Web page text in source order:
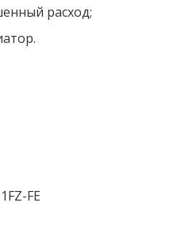
расход;
FE